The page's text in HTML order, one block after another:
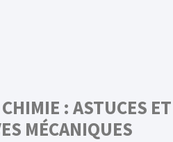
: ASTUCES ET
MÉCANIQUES